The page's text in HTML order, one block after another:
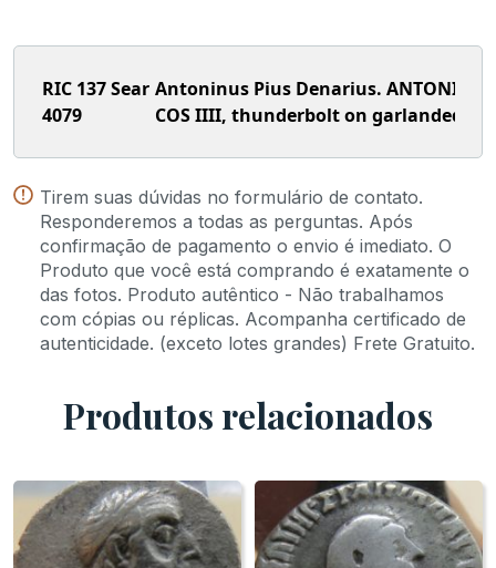
RIC 137 Sear
4079
Antoninus Pius Denarius.
COS IIII, thunderbolt on garlanded
Tirem suas dúvidas no formulário de contato.
Responderemos a todas as perguntas. Após
confirmação de pagamento o envio é imediato. O
Produto que você está comprando é exatamente o
das fotos. Produto autêntico - Não trabalhamos
com cópias ou réplicas. Acompanha certificado de
autenticidade. (exceto lotes grandes) Frete Gratuito.
Produtos relacionados